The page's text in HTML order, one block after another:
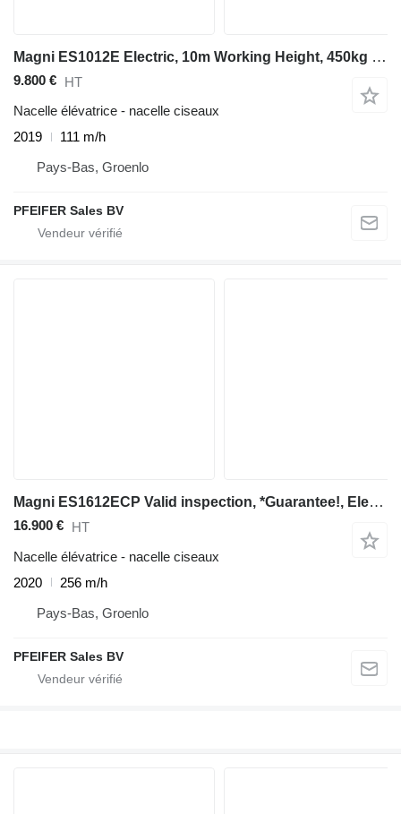
Magni ES1012E Electric, 10m Working Height, 450kg Capaci
9.800 € HT
Nacelle élévatrice - nacelle ciseaux
2019
111 m/h
Pays-Bas, Groenlo
PFEIFER Sales BV
Magni ES1612ECP Valid inspection, *Guarantee!, Electric
16.900 € HT
Nacelle élévatrice - nacelle ciseaux
2020
256 m/h
Pays-Bas, Groenlo
PFEIFER Sales BV